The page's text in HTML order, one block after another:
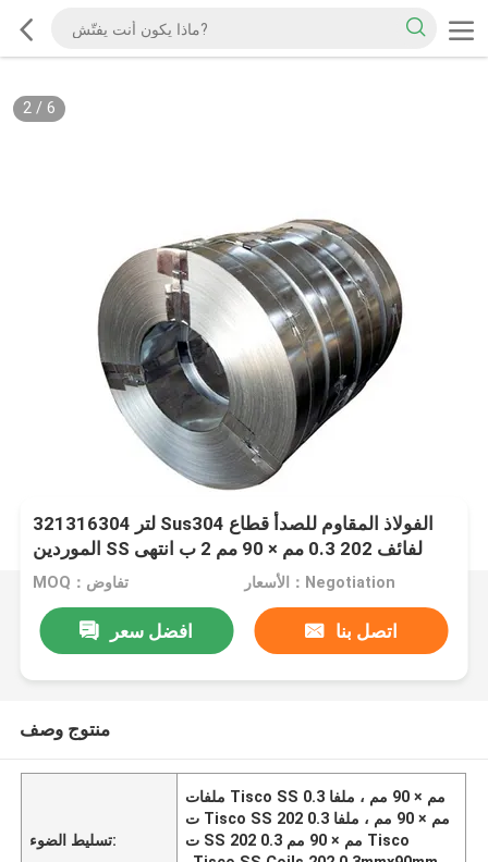
2/ 6
321316304 لتر Sus304 الفولاذ المقاوم للصدأ قطاع
الموردين SS لفائف 202 0.3 مم × 90 مم 2 ب انتهى
MOQ：تفاوض الأسعار：Negotiation
افضل سعر اتصل بنا
منتوج وصف
تسليط الضوء:
ملفات Tisco SS 0.3 مم × 90 مم ، ملفا
ت Tisco SS 202 0.3 مم × 90 مم ، ملفا
ت SS 202 0.3 مم × 90 مم Tisco